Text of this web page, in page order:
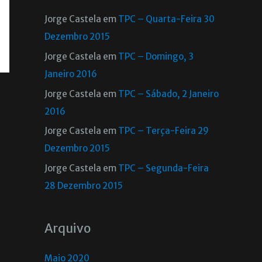
Jorge Castela em TPC – Quarta-Feira 30
Dezembro 2015
Jorge Castela em TPC – Domingo, 3
Janeiro 2016
Jorge Castela em TPC – Sábado, 2 Janeiro
2016
Jorge Castela em TPC – Terça-Feira 29
Dezembro 2015
Jorge Castela em TPC – Segunda-Feira
28 Dezembro 2015
Arquivo
Maio 2020